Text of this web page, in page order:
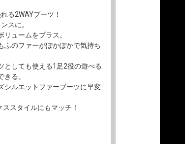
る2WAYブーツ！
スに。
ュームをプラス。
ふのファーがぽかぽかで気持ち
としても使える1足2役の遊べる
る。
シルエットファーブーツに早変
スタイルにもマッチ！